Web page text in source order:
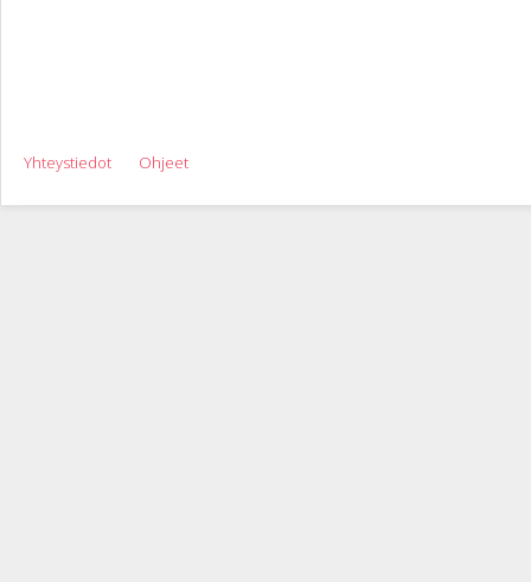
Yhteystiedot Ohjeet